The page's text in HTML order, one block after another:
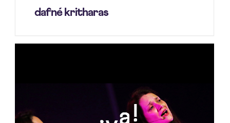
dafné kritharas